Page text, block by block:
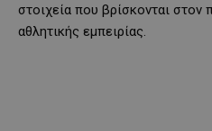
στοιχεία που βρίσκονται στον
αθλητικής εμπειρίας.